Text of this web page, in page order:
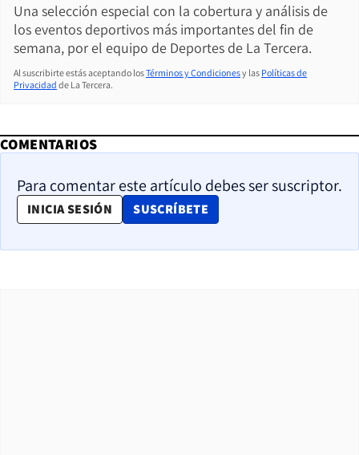
Una selección especial con la cobertura y análisis de
los eventos deportivos más importantes del fin de
semana, por el equipo de Deportes de La Tercera.
Al suscribirte estás aceptando losTérminos y Condicionesy las Políticas de
Privacidad de La Tercera.
COMENTARIOS
Para comentar este artículo debes ser suscriptor.
INICIA SESIÓN SUSCRÍBETE
OPENS IN NEW WINDOW